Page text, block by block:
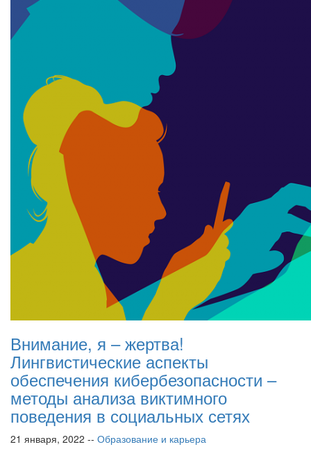
Внимание, я – жертва!
Лингвистические аспекты
обеспечения кибербезопасности –
методы анализа виктимного
поведения в социальных сетях
21 января, 2022 -- Образование и карьера